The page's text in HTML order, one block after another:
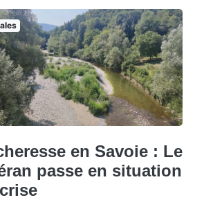
en Savoie : Le
passe en situation